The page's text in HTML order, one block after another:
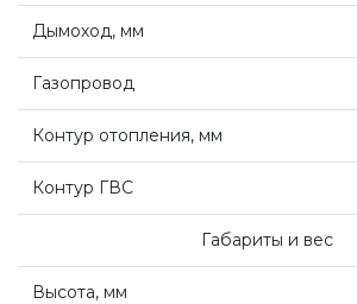
Дымоход, мм
Газопровод
Контур отопления, мм
Контур ГВС
Габариты и вес
Высота, мм